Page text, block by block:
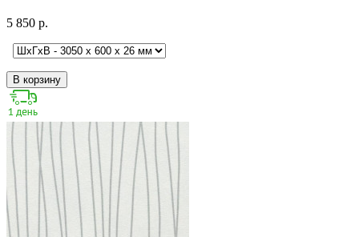
5 850 р.
В корзину